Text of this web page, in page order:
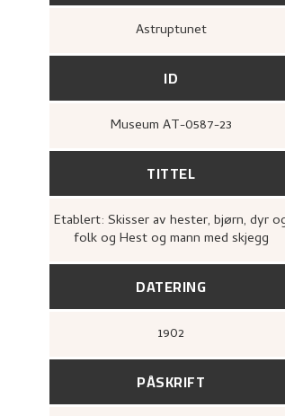
Astruptunet
ID
Museum AT-0587-23
TITTEL
Etablert: Skisser av hester, bjørn, dyr og
folk og Hest og mann med skjegg
DATERING
1902
PÅSKRIFT